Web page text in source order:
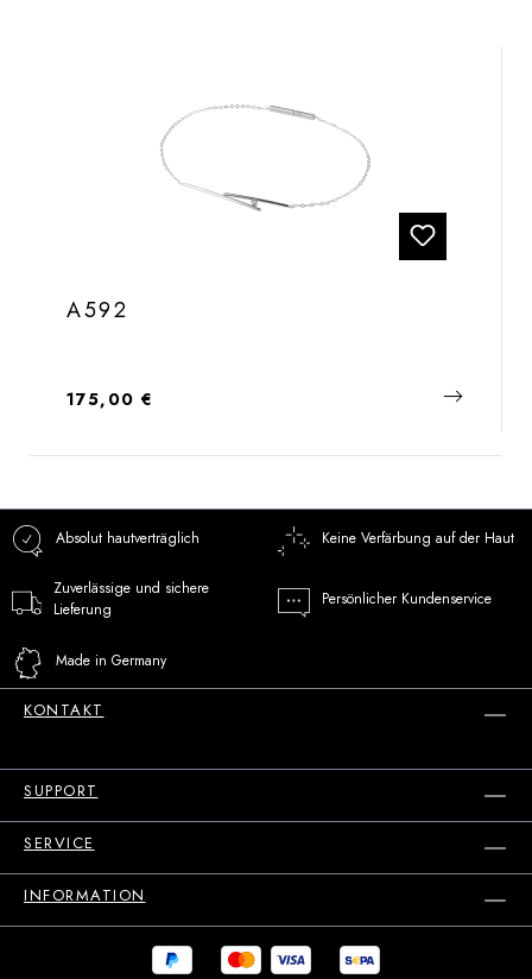
A592
Regulärer Preis:
175,00 €
Absolut hautverträglich Keine Verfärbung auf der Haut
Zuverlässige und sichere
Lieferung
Persönlicher Kundenservice
Made in Germany
KONTAKT
SUPPORT
SERVICE
INFORMATION